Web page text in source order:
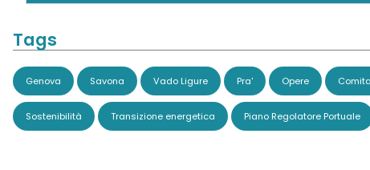
Tags
Genova Savona Vado Ligure Pra' Opere
Sostenibilità Transizione energetica Piano Regolatore Portuale